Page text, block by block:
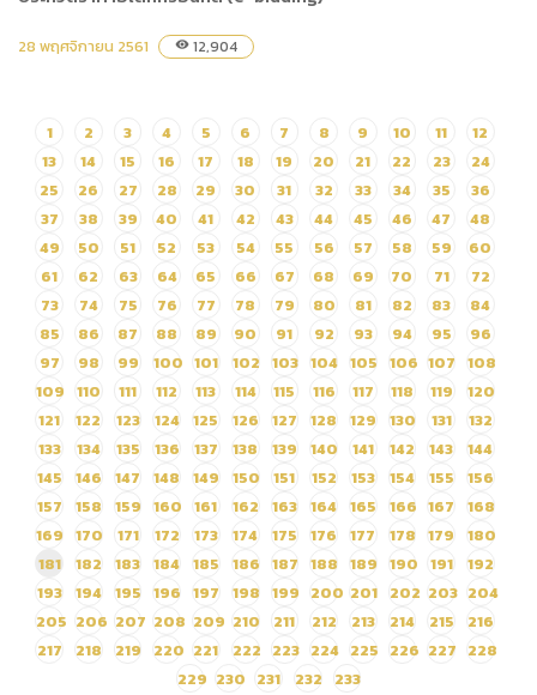
สำนักงานเชียงใหม่ไนท์ซาฟารี
ประกาศผู้ชนะการเสนอราคา
ประกวดราคาจ้างจ้างเหมา
ประชุมและแสดงสินค้า
นานาชาติเฉลิมพระเกียรติ 7
รอบพระชนมพรรษา ประจำ
ปีงบประมาณ พ.ศ.2562
(ตั้งแต่วันที่ 1 ธันวาคม 2561 –
31 มีนาคม 2562) ด้วยวิธี
ประกวดราคาอิเล็กทรอนิกส์
(e-bidding)
28 พฤศจิกายน 2561 visibility 12,904
1 2 3 4 5 6 7 8 9 10 11
12
13
14 15 16 17 18 19 20 21 22 23
24
25
26 27 28 29 30 31 32 33 34 35
36
37
38 39 40 41 42 43 44 45 46 47
48
49
50 51 52 53 54 55 56 57 58 59
60
61
62 63 64 65 66 67 68 69 70 71
72
73
74 75 76 77 78 79 80 81 82 83
84
85
86 87 88 89 90 91 92 93 94 95
96
97
98 99 100 101 102 103 104 105 106 107 108
109 110 111 112 113 114 115 116 117 118 119
120
121
122 123 124 125 126 127 128 129 130 131
132
133
134 135 136 137 138 139 140 141 142 143
144
145
146 147 148 149 150 151 152 153 154 155
156
157
158 159 160 161 162 163 164 165 166 167
168
169 170 171 172 173 174 175 176 177 178 179
180
181
182 183 184 185 186 187 188 189 190 191
192
193 194 195 196 197 198 199 200 201 202 203 204
205 206 207 208 209 210 211 212 213 214 215
216
217
218 219 220 221 222 223 224 225 226 227 228
229 230 231 232 233